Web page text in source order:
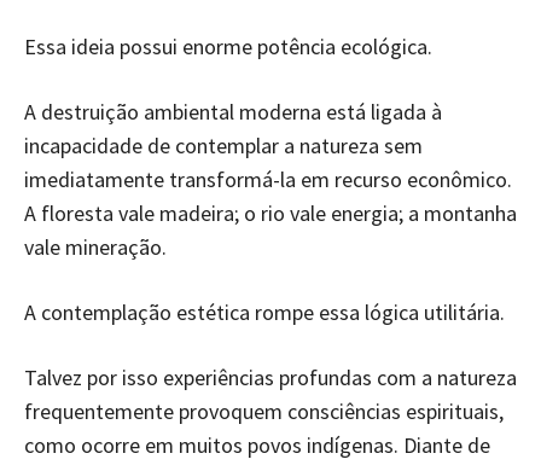
Essa ideia possui enorme potência ecológica.
A destruição ambiental moderna está ligada à
incapacidade de contemplar a natureza sem
imediatamente transformá-la em recurso econômico.
A floresta vale madeira; o rio vale energia; a montanha
vale mineração.
A contemplação estética rompe essa lógica utilitária.
Talvez por isso experiências profundas com a natureza
frequentemente provoquem consciências espirituais,
como ocorre em muitos povos indígenas. Diante de